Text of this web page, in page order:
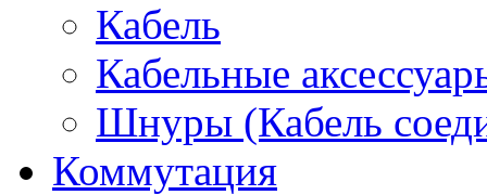
Кабель
Кабельные
Шнуры (Кабель
Коммутация